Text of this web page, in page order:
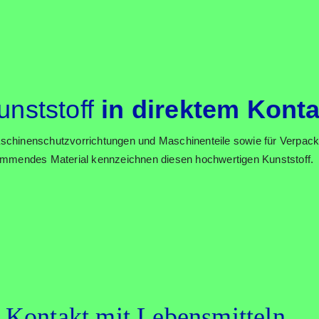
in direk­tem
und Maschi­nen­tei­le sowie für
Mate­ri­al kenn­zeich­nen die­sen hoch­wer­ti­gen Kunst­stoff.